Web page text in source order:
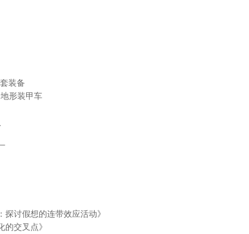
装备
形装甲车
讨假想的连带效应活动》
交叉点》